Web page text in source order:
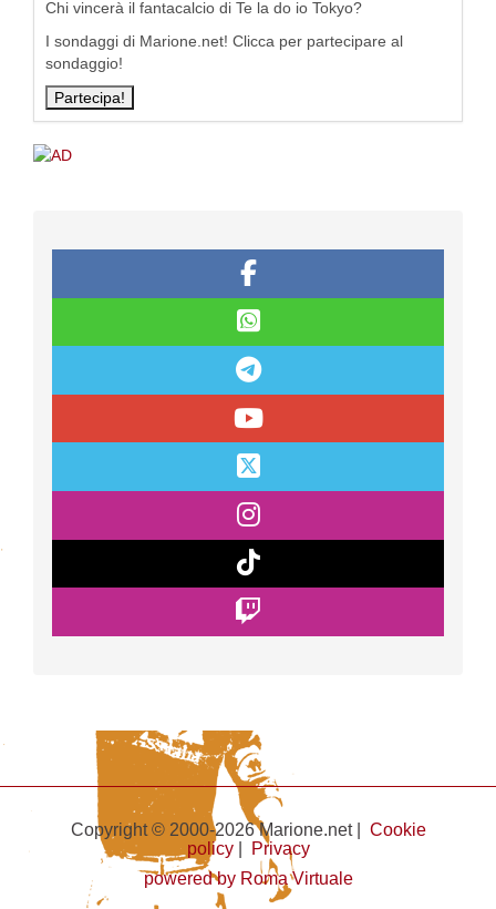
Chi vincerà il fantacalcio di Te la do io Tokyo?
I sondaggi di Marione.net! Clicca per partecipare al
sondaggio!
Copyright © 2000-2026 Marione.net | Cookie
policy|
Privacy
powered by Roma Virtuale